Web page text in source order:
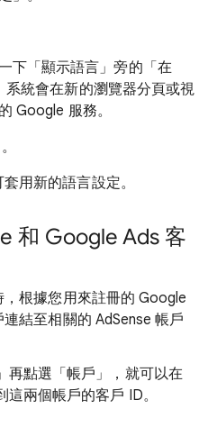
下「顯示語言」旁的「在
系統會在新的瀏覽器分頁或視
Google 服務。
。
用新的語言設定。
和 Google Ads 客
根據您用來註冊的 Google
結至相關的 AdSense 帳戶
再點選「帳戶」，就可以在
這兩個帳戶的客戶 ID。